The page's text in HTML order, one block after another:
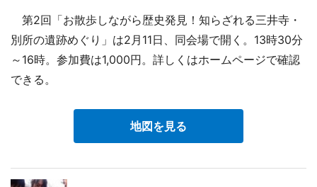
第2回「お散歩しながら歴史発見！知らざれる三井寺・
別所の遺跡めぐり」は2月11日、同会場で開く。13時30分
～16時。参加費は1,000円。詳しくはホームページで確認
できる。
地図を見る